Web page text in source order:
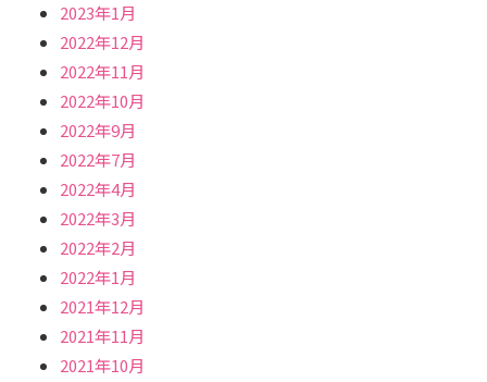
2023年1月
2022年12月
2022年11月
2022年10月
2022年9月
2022年7月
2022年4月
2022年3月
2022年2月
2022年1月
2021年12月
2021年11月
2021年10月